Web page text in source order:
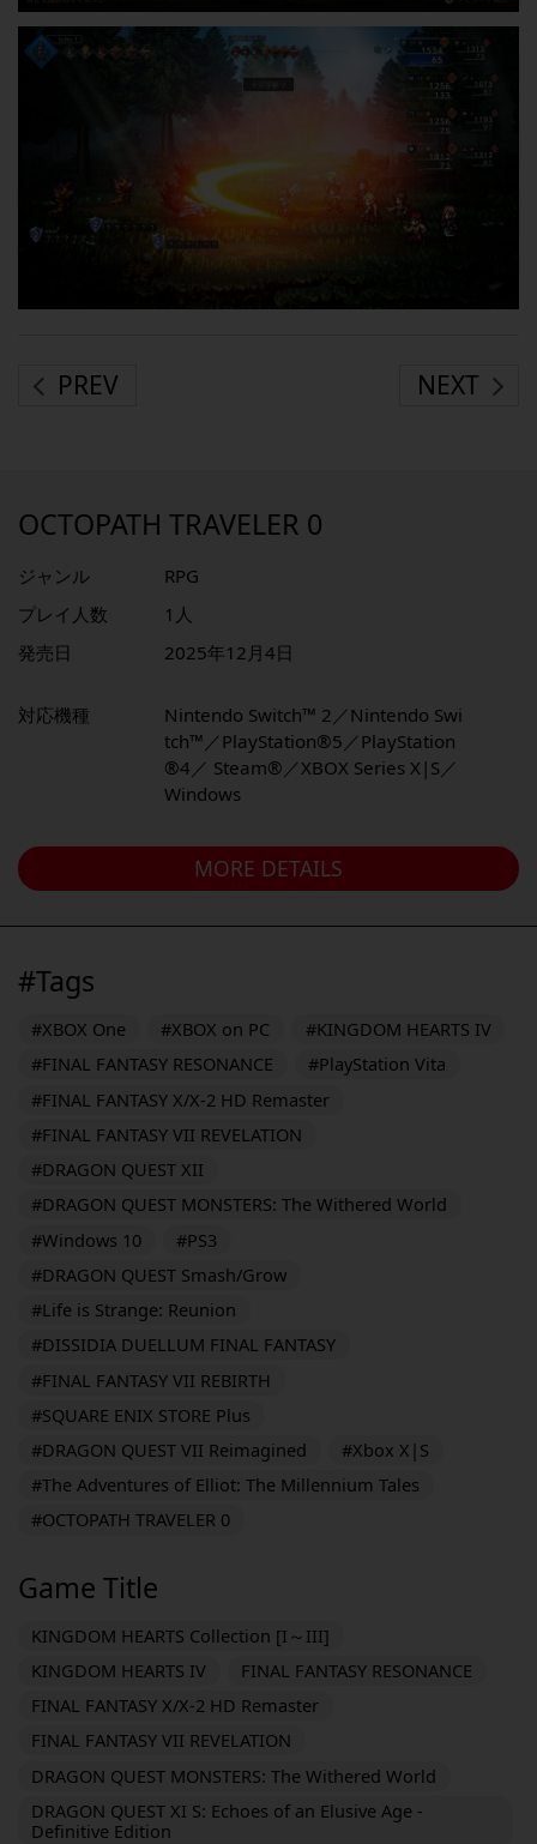
PREV NEXT
OCTOPATH TRAVELER 0
ジャンル
RPG
プレイ人数
1人
発売日
2025年12月4日
対応機種
Nintendo Switch™ 2／Nintendo Swi
tch™／PlayStation®5／PlayStation
®4／ Steam®／XBOX Series X|S／
Windows
MORE DETAILS
#Tags
#XBOX One #XBOX on PC
#KINGDOM HEARTS IV
#FINAL FANTASY RESONANCE
#PlayStation Vita
#FINAL FANTASY X/X-2 HD Remaster
#FINAL FANTASY VII REVELATION
#DRAGON QUEST XII
#DRAGON QUEST MONSTERS: The Withered World
#Windows 10
#PS3
#DRAGON QUEST Smash/Grow
#Life is Strange: Reunion
#DISSIDIA DUELLUM FINAL FANTASY
#FINAL FANTASY VII REBIRTH
#SQUARE ENIX STORE Plus
#DRAGON QUEST VII Reimagined
#Xbox X|S
#The Adventures of Elliot: The Millennium Tales
#OCTOPATH TRAVELER 0
Game Title
KINGDOM HEARTS Collection [I～III]
KINGDOM HEARTS IV
FINAL FANTASY RESONANCE
FINAL FANTASY X/X-2 HD Remaster
FINAL FANTASY VII REVELATION
DRAGON QUEST MONSTERS: The Withered World
DRAGON QUEST XI S: Echoes of an Elusive Age -
Definitive Edition